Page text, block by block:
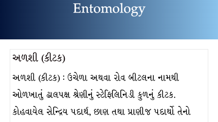
Entomology
અળશી (કીટક)
અળશી (કીટક) : ઉચેળા અથવા રોવ બીટલના નામથી
ઓળખાતું ઢાલપક્ષ શ્રેણીનું સ્ટેફિલિનિડી કુળનું કીટક.
કોહવાયેલ સેન્દ્રિય પદાર્થ, છાણ તથા પ્રાણીજ પદાર્થો તેનો